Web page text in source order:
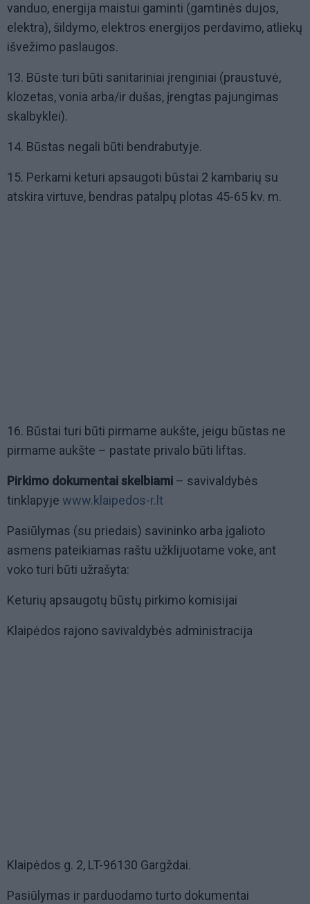
vanduo, energija maistui gaminti (gamtinės dujos,
elektra), šildymo, elektros energijos perdavimo, atliekų
išvežimo paslaugos.
13. Būste turi būti sanitariniai įrenginiai (praustuvė,
klozetas, vonia arba/ir dušas, įrengtas pajungimas
skalbyklei).
14. Būstas negali būti bendrabutyje.
15. Perkami keturi apsaugoti būstai 2 kambarių su
atskira virtuve, bendras patalpų plotas 45-65 kv. m.
16. Būstai turi būti pirmame aukšte, jeigu būstas ne
pirmame aukšte – pastate privalo būti liftas.
Pirkimo dokumentai skelbiami – savivaldybės
tinklapyje www.klaipedos-r.lt
Pasiūlymas (su priedais) savininko arba įgalioto
asmens pateikiamas raštu užklijuotame voke, ant
voko turi būti užrašyta:
Keturių apsaugotų būstų pirkimo komisijai
Klaipėdos rajono savivaldybės administracija
Klaipėdos g. 2, LT-96130 Gargždai.
Pasiūlymas ir parduodamo turto dokumentai